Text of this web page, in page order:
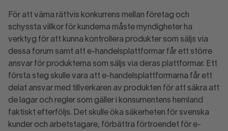
För att värna rättvis konkurrens mellan företag och
schyssta villkor för kunderna måste myndigheter ha
verktyg för att kunna kontrollera produkter som säljs via
dessa forum samt att e-handelsplattformar får ett större
ansvar för produkterna som säljs via deras plattformar. Ett
första steg skulle vara att e-handelsplattformarna får ett
delat ansvar med tillverkaren av produkten för att säkra att
de lagar och regler som gäller i konsumentens hemland
faktiskt efterföljs. Det skulle öka säkerheten för svenska
kunder och arbetstagare, förbättra förtroendet för e-